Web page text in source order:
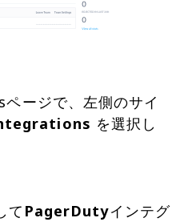
ージで、左側のサイ
を選択し
て PagerDutyインテグ